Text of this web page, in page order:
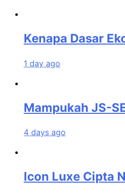
Kenapa Dasar
1 day ago
Mampukah JS-
4 days ago
Icon Luxe Cipta